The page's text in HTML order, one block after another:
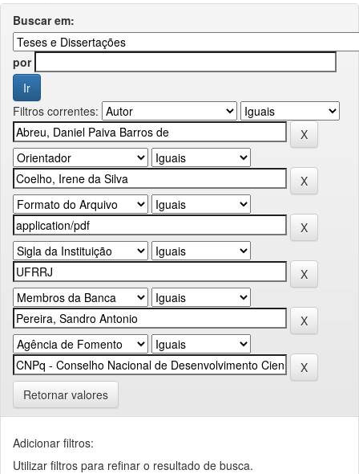
Buscar em:
por
Filtros correntes:
Retornar valores
Adicionar filtros:
Utilizar filtros para refinar o resultado de busca.